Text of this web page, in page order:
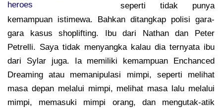
seperti tidak punya
kemampuan istimewa. Bahkan ditangkap polisi gara-
gara kasus shoplifting. Ibu dari Nathan dan Peter
Petrelli. Saya tidak menyangka kalau dia ternyata ibu
dari Sylar juga. Ia memiliki kemampuan Enchanced
Dreaming atau memanipulasi mimpi, seperti melihat
masa depan melalui mimpi, melihat masa lalu melalui
mimpi, memasuki mimpi orang, dan mengutak-atik